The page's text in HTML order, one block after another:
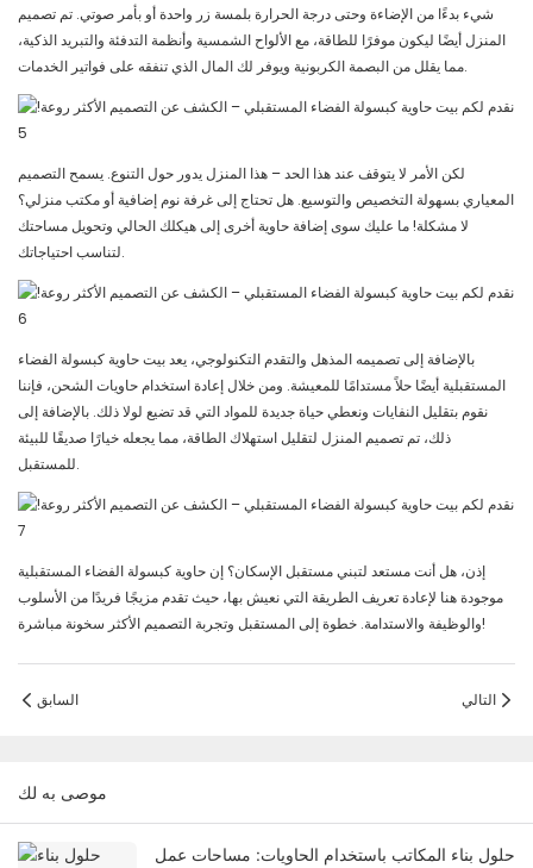
شيء بدءًا من الإضاءة وحتى درجة الحرارة بلمسة زر واحدة أو بأمر صوتي. تم تصميم
المنزل أيضًا ليكون موفرًا للطاقة، مع الألواح الشمسية وأنظمة التدفئة والتبريد الذكية،
مما يقلل من البصمة الكربونية ويوفر لك المال الذي تنفقه على فواتير الخدمات.
لكن الأمر لا يتوقف عند هذا الحد – هذا المنزل يدور حول التنوع. يسمح التصميم
المعياري بسهولة التخصيص والتوسيع. هل تحتاج إلى غرفة نوم إضافية أو مكتب منزلي؟
لا مشكلة! ما عليك سوى إضافة حاوية أخرى إلى هيكلك الحالي وتحويل مساحتك
لتناسب احتياجاتك.
بالإضافة إلى تصميمه المذهل والتقدم التكنولوجي، يعد بيت حاوية كبسولة الفضاء
المستقبلية أيضًا حلاً مستدامًا للمعيشة. ومن خلال إعادة استخدام حاويات الشحن، فإننا
نقوم بتقليل النفايات ونعطي حياة جديدة للمواد التي قد تضيع لولا ذلك. بالإضافة إلى
ذلك، تم تصميم المنزل لتقليل استهلاك الطاقة، مما يجعله خيارًا صديقًا للبيئة
للمستقبل.
إذن، هل أنت مستعد لتبني مستقبل الإسكان؟ إن حاوية كبسولة الفضاء المستقبلية
موجودة هنا لإعادة تعريف الطريقة التي نعيش بها، حيث تقدم مزيجًا فريدًا من الأسلوب
والوظيفة والاستدامة. خطوة إلى المستقبل وتجربة التصميم الأكثر سخونة مباشرة!
السابق التالي
موصى به لك
حلول بناء المكاتب باستخدام الحاويات: مساحات عمل